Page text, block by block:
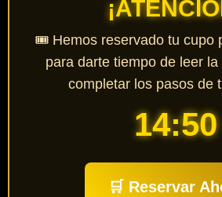
🎟️ Hemos reservado tu cupo
para darte tiempo de leer
completar los pasos de
14:50
🛒 Reservar